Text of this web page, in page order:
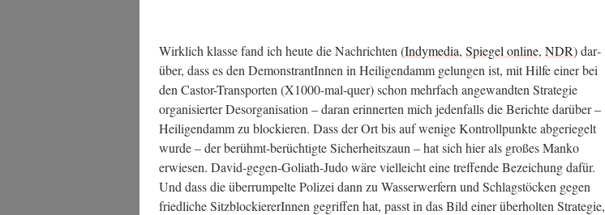
Wirk­lich klas­se fand ich heu­te die Nach­rich­ten (Indy­me­dia, Spie­gel online, NDR) dar­
über, dass es den Demons­tran­tIn­nen in Hei­li­gen­damm gelun­gen ist, mit Hil­fe einer bei
den Cas­tor-Trans­por­ten (X1000-mal-quer) schon mehr­fach ange­wand­ten Stra­te­gie
orga­ni­sier­ter Des­or­ga­ni­sa­ti­on – dar­an erin­ner­ten mich jeden­falls die Berich­te dar­über –
Hei­li­gen­damm zu blo­ckie­ren. Dass der Ort bis auf weni­ge Kon­troll­punk­te abge­rie­gelt
wur­de – der berühmt-berüch­tig­te Sicher­heits­zaun – hat sich hier als gro­ßes Man­ko
erwie­sen. David-gegen-Goli­ath-Judo wäre viel­leicht eine tref­fen­de Bezei­chung dafür.
Und dass die über­rum­pel­te Poli­zei dann zu Was­ser­wer­fern und Schlag­stö­cken gegen
fried­li­che Sitz­blo­ckie­re­rIn­nen gegrif­fen hat, passt in das Bild einer über­hol­ten Stra­te­gie,